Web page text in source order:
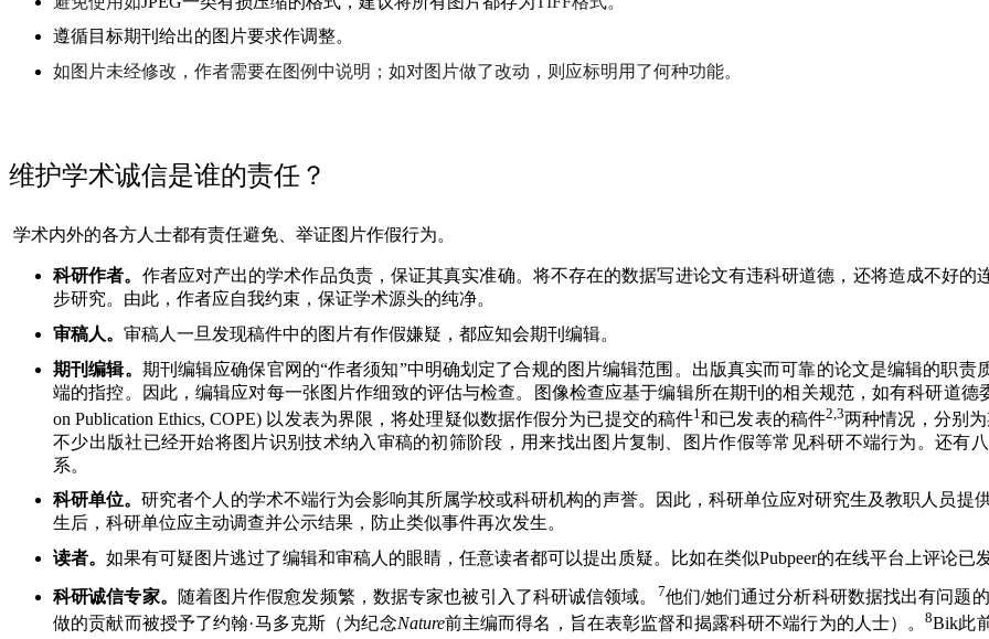
遵循目标期刊给出的图片要求作调整。
如图片未经修改，作者需要在图例中说明；如对图片做了改动，则应标明用了何种功能。
维护学术诚信是谁的责任？
学术内外的各方人士都有责任避免、举证图片作假行为。
科研作者。 作者应对产出的学术作品负责，保证其真实准确。将不存在的数据写进论文有违科研道德，还将造成不好
步研究。由此，作者应自我约束，保证学术源头的纯净。
审稿人。 审稿人一旦发现稿件中的图片有作假嫌疑，都应知会期刊编辑。
期刊编辑。 期刊编辑应确保官网的“作者须知”中明确划定了合规的图片编辑范围。出版真实而可靠的论文是编辑的职
端的指控。因此，编辑应对每一张图片作细致的评估与检查。图像检查应基于编辑所在期刊的相关规范，如有科研道
on Publication Ethics, COPE) 以发表为界限，将处理疑似数据作假分为已提交的稿件1和已发表的稿件2,3两种情况，分别
不少出版社已经开始将图片识别技术纳入审稿的初筛阶段，用来找出图片复制、图片作假等常见科研不端行为。还有
系。
科研单位。研究者个人的学术不端行为会影响其所属学校或科研机构的声誉。因此，科研单位应对研究生及教职人员提
生后，科研单位应主动调查并公示结果，防止类似事件再次发生。
读者。 如果有可疑图片逃过了编辑和审稿人的眼睛，任意读者都可以提出质疑。比如在类似Pubpeer的在线平台上评论已
科研诚信专家。 随着图片作假愈发频繁，数据专家也被引入了科研诚信领域。 7他们/她们通过分析科研数据找出有问题
做的贡献而被授予了约翰·马多克斯（为纪念Nature前主编而得名，旨在表彰监督和揭露科研不端行为的人士）。8Bik此